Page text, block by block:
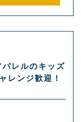
レルのキッズ
レンジ歓迎！